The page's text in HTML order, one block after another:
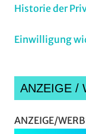
Historie der
Einwilligung
ANZEIGE /
ANZEIGE/